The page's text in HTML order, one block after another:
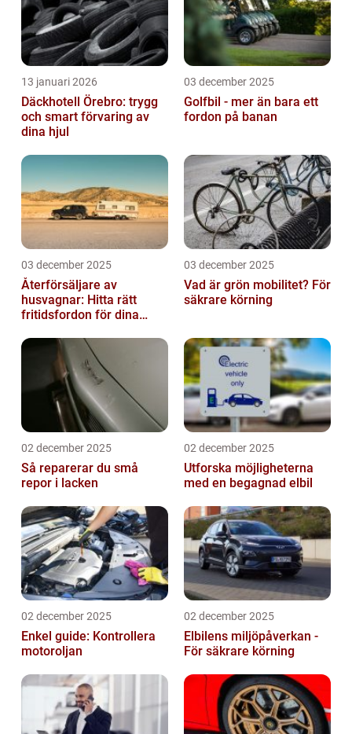
13 januari 2026
Däckhotell Örebro: trygg
och smart förvaring av
dina hjul
03 december 2025
Golfbil - mer än bara ett
fordon på banan
03 december 2025
Återförsäljare av
husvagnar: Hitta rätt
fritidsfordon för dina
03 december 2025
Vad är grön mobilitet? För
säkrare körning
02 december 2025
Så reparerar du små
repor i lacken
02 december 2025
Utforska möjligheterna
med en begagnad elbil
02 december 2025
Enkel guide: Kontrollera
motoroljan
02 december 2025
Elbilens miljöpåverkan -
För säkrare körning